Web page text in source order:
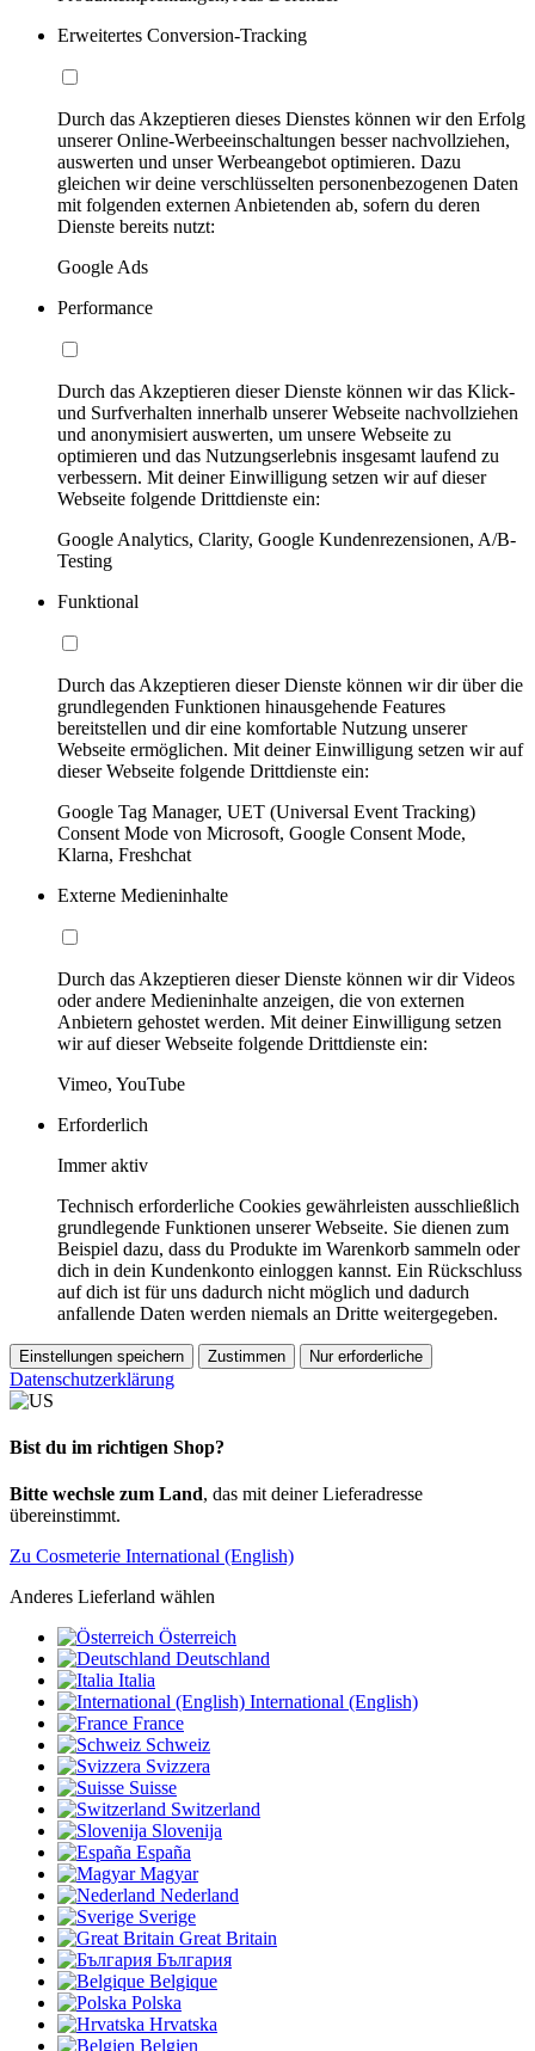
Erweitertes Conversion-Tracking
Durch das Akzeptieren dieses Dienstes können wir den Erfolg
unserer Online-Werbeeinschaltungen besser nachvollziehen,
auswerten und unser Werbeangebot optimieren. Dazu
gleichen wir deine verschlüsselten personenbezogenen Daten
mit folgenden externen Anbietenden ab, sofern du deren
Dienste bereits nutzt:
Google Ads
Performance
Durch das Akzeptieren dieser Dienste können wir das Klick-
und Surfverhalten innerhalb unserer Webseite nachvollziehen
und anonymisiert auswerten, um unsere Webseite zu
optimieren und das Nutzungserlebnis insgesamt laufend zu
verbessern. Mit deiner Einwilligung setzen wir auf dieser
Webseite folgende Drittdienste ein:
Google Analytics, Clarity, Google Kundenrezensionen, A/B-
Testing
Funktional
Durch das Akzeptieren dieser Dienste können wir dir über die
grundlegenden Funktionen hinausgehende Features
bereitstellen und dir eine komfortable Nutzung unserer
Webseite ermöglichen. Mit deiner Einwilligung setzen wir auf
dieser Webseite folgende Drittdienste ein:
Google Tag Manager, UET (Universal Event Tracking)
Consent Mode von Microsoft, Google Consent Mode,
Klarna, Freshchat
Externe Medieninhalte
Durch das Akzeptieren dieser Dienste können wir dir Videos
oder andere Medieninhalte anzeigen, die von externen
Anbietern gehostet werden. Mit deiner Einwilligung setzen
wir auf dieser Webseite folgende Drittdienste ein:
Vimeo, YouTube
Erforderlich
Immer aktiv
Technisch erforderliche Cookies gewährleisten ausschließlich
grundlegende Funktionen unserer Webseite. Sie dienen zum
Beispiel dazu, dass du Produkte im Warenkorb sammeln oder
dich in dein Kundenkonto einloggen kannst. Ein Rückschluss
auf dich ist für uns dadurch nicht möglich und dadurch
anfallende Daten werden niemals an Dritte weitergegeben.
Einstellungen speichern Zustimmen Nur erforderliche
Datenschutzerklärung
Bist du im richtigen Shop?
Bitte wechsle zum Land, das mit deiner Lieferadresse
übereinstimmt.
Zu Cosmeterie International (English)
Anderes Lieferland wählen
Österreich
Deutschland
Italia
International (English)
France
Schweiz
Svizzera
Suisse
Switzerland
Slovenija
España
Magyar
Nederland
Sverige
Great Britain
България
Belgique
Polska
Hrvatska
Belgien